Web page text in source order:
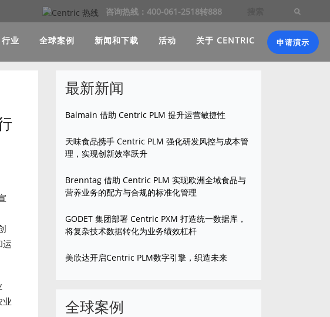
咨询热线：400-061-2518转888
行业 全球案例 新闻和下载 活动 关于 CENTRIC 申请演示
运
业
最新新闻
Balmain 借助 Centric PLM 提升运营敏捷性
天味食品携手 Centric PLM 强化研发风控与成本管
理，实现创新效率跃升
Brenntag 借助 Centric PLM 实现欧洲全域食品与
营养业务的配方与合规的标准化管理
GODET 集团部署 Centric PXM 打造统一数据库，
将复杂技术数据转化为业务绩效杠杆
美欣达开启Centric PLM数字引擎，织造未来
全球案例